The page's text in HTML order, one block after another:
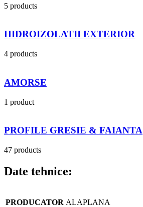
5 products
HIDROIZOLATII EXTERIOR
4 products
AMORSE
1 product
PROFILE GRESIE & FAIANTA
47 products
Date tehnice:
PRODUCATOR ALAPLANA